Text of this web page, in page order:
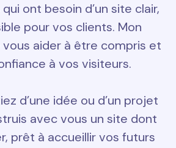
ont besoin d’un site clair,
pour vos clients. Mon
aider à être compris et
à vos visiteurs.
d’une idée ou d’un projet
avec vous un site dont
prêt à accueillir vos futurs